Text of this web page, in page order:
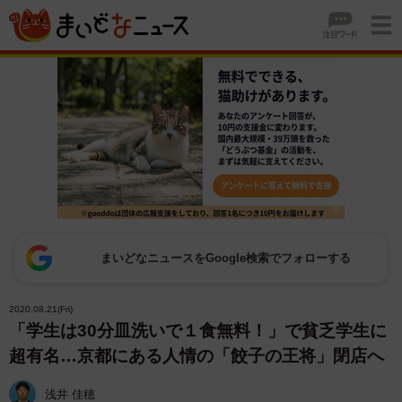
まいどなニュースをGoogle検索でフォローする
2020.08.21(Fri)
「学生は30分皿洗いで１食無料！」で貧乏学生に
超有名…京都にある人情の「餃子の王将」閉店へ
浅井 佳穂